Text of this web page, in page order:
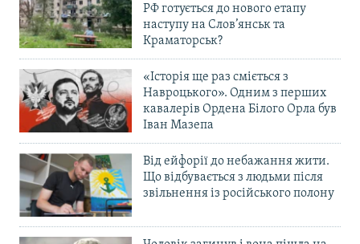
РФ готується до нового етапу
наступу на Слов’янськ та
Краматорськ?
«Історія ще раз сміється з
Навроцького». Одним з перших
кавалерів Ордена Білого Орла був
Іван Мазепа
Від ейфорії до небажання жити.
Що відбувається з людьми після
звільнення із російського полону